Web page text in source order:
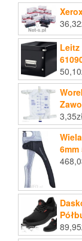
36,32
Leitz
50,10
3,35
6mm
89,95